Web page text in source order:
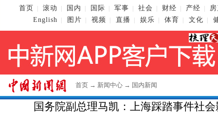
首页 滚动 国内 国际 军事 社会 财经 产经
English
图片 视频 直播 娱乐 体育 文化
首页 → 新闻中心 → 国内新闻
国务院副总理马凯：上海踩踏事件社